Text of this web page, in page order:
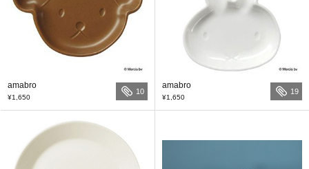
amabro
¥1,650
10
amabro
¥1,650
19